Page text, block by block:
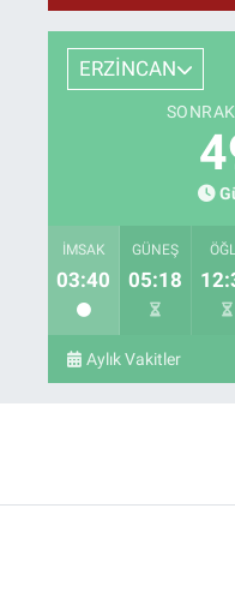
ERZİNCAN
İMSAK
03:40
GÜNEŞ
05:18
Aylık Vakitler